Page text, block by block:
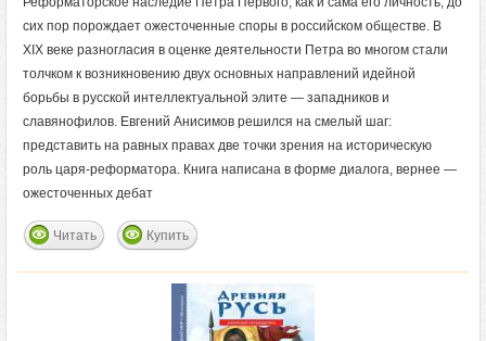
сих пор порождает ожесточенные споры в российском обществе. В
XIX веке разногласия в оценке деятельности Петра во многом стали
толчком к возникновению двух основных направлений идейной
борьбы в русской интеллектуальной элите — западников и
славянофилов. Евгений Анисимов решился на смелый шаг:
представить на равных правах две точки зрения на историческую
роль царя-реформатора. Книга написана в форме диалога, вернее —
ожесточенных дебат
Читать Купить